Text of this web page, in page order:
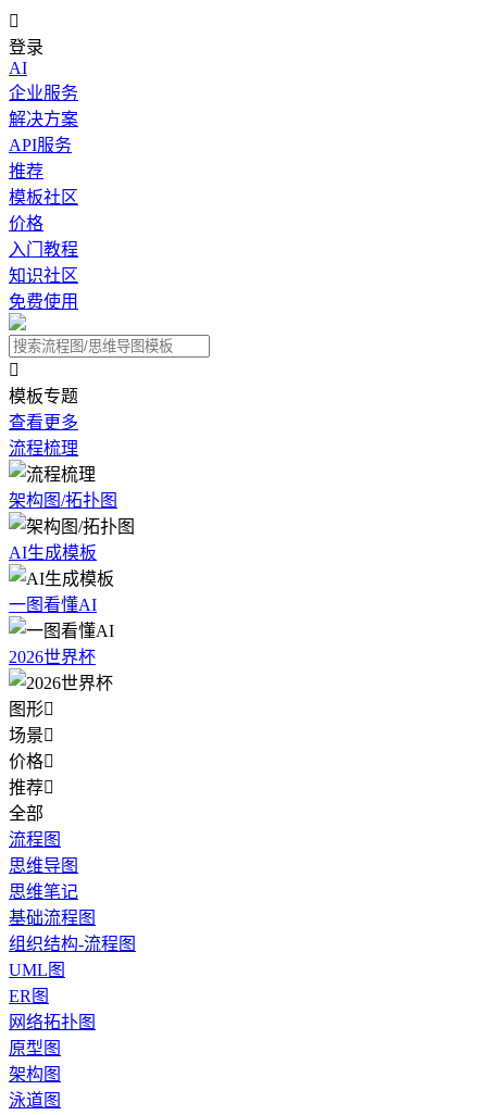

登录
AI
企业服务
解决方案
API服务
推荐
模板社区
价格
入门教程
知识社区
免费使用

模板专题
查看更多
流程梳理
架构图/拓扑图
AI生成模板
一图看懂AI
2026世界杯
图形
场景
价格
推荐
全部
流程图
思维导图
思维笔记
基础流程图
组织结构-流程图
UML图
ER图
网络拓扑图
原型图
架构图
泳道图